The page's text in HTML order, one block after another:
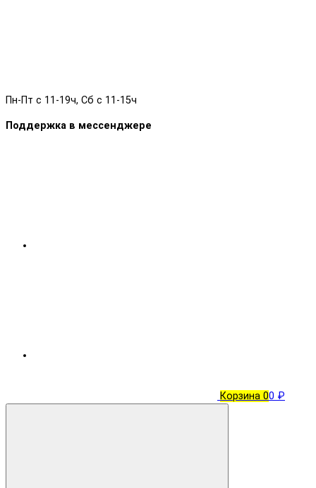
Пн-Пт с 11-19ч, Сб с 11-15ч
Поддержка в мессенджере
Корзина 00 ₽